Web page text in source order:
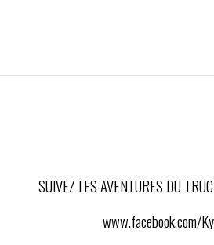
SUIVEZ LES AVENTURES DU
www.facebook.com/